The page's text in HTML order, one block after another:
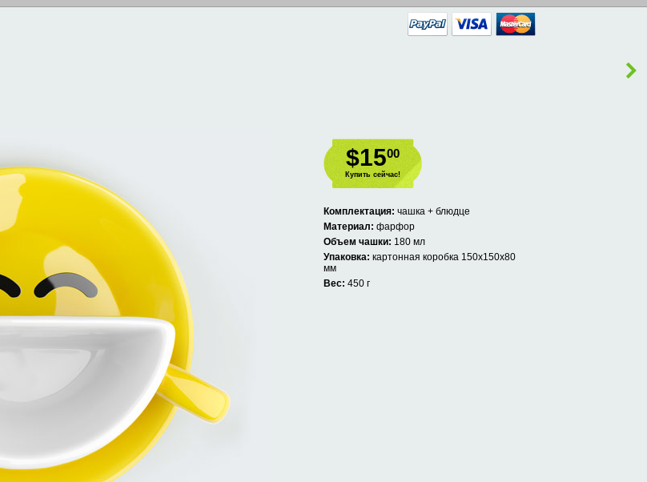
$1500
Купить сейчас!
Комплектация: чашка + блюдце
Материал: фарфор
Объем чашки: 180 мл
Упаковка: картонная коробка 150х150х80
мм
Вес: 450 г